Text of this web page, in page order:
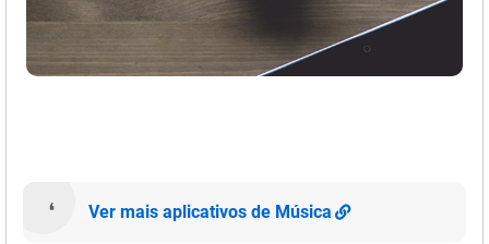
Ver mais aplicativos de Música